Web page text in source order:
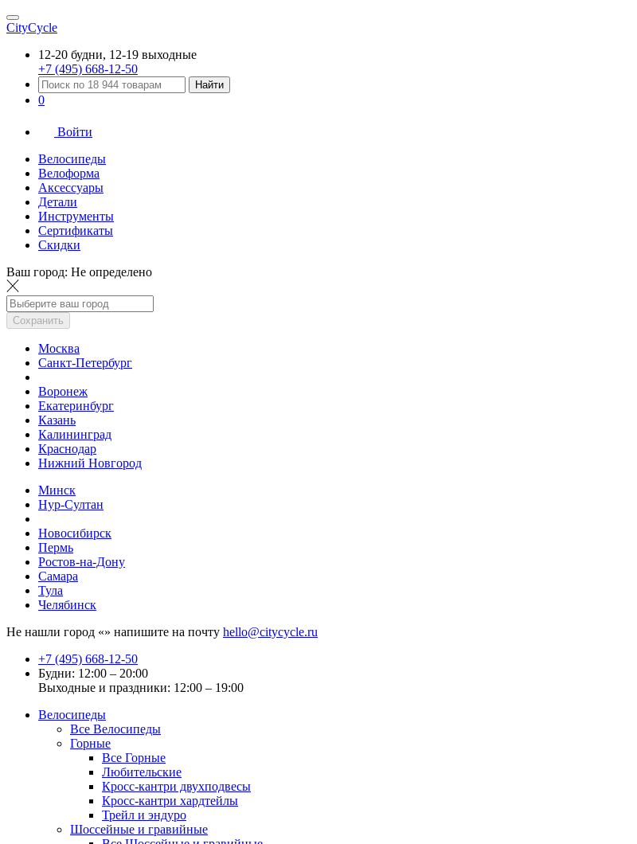
CityCycle
12-20 будни, 12-19 выходные
+7 (495) 668-12-50
Найти
0
Войти
Велосипеды
Велоформа
Аксессуары
Детали
Инструменты
Сертификаты
Скидки
Ваш город: Не определено
Сохранить
Москва
Санкт-Петербург
Воронеж
Екатеринбург
Казань
Калининград
Краснодар
Нижний Новгород
Минск
Нур-Султан
Новосибирск
Пермь
Ростов-на-Дону
Самара
Тула
Челябинск
Не нашли город «» напишите на почту hello@citycycle.ru
+7 (495) 668-12-50
Будни: 12:00 – 20:00
Выходные и праздники: 12:00 – 19:00
Велосипеды
Все Велосипеды
Горные
Все Горные
Любительские
Кросс-кантри двухподвесы
Кросс-кантри хардтейлы
Трейл и эндуро
Шоссейные и гравийные